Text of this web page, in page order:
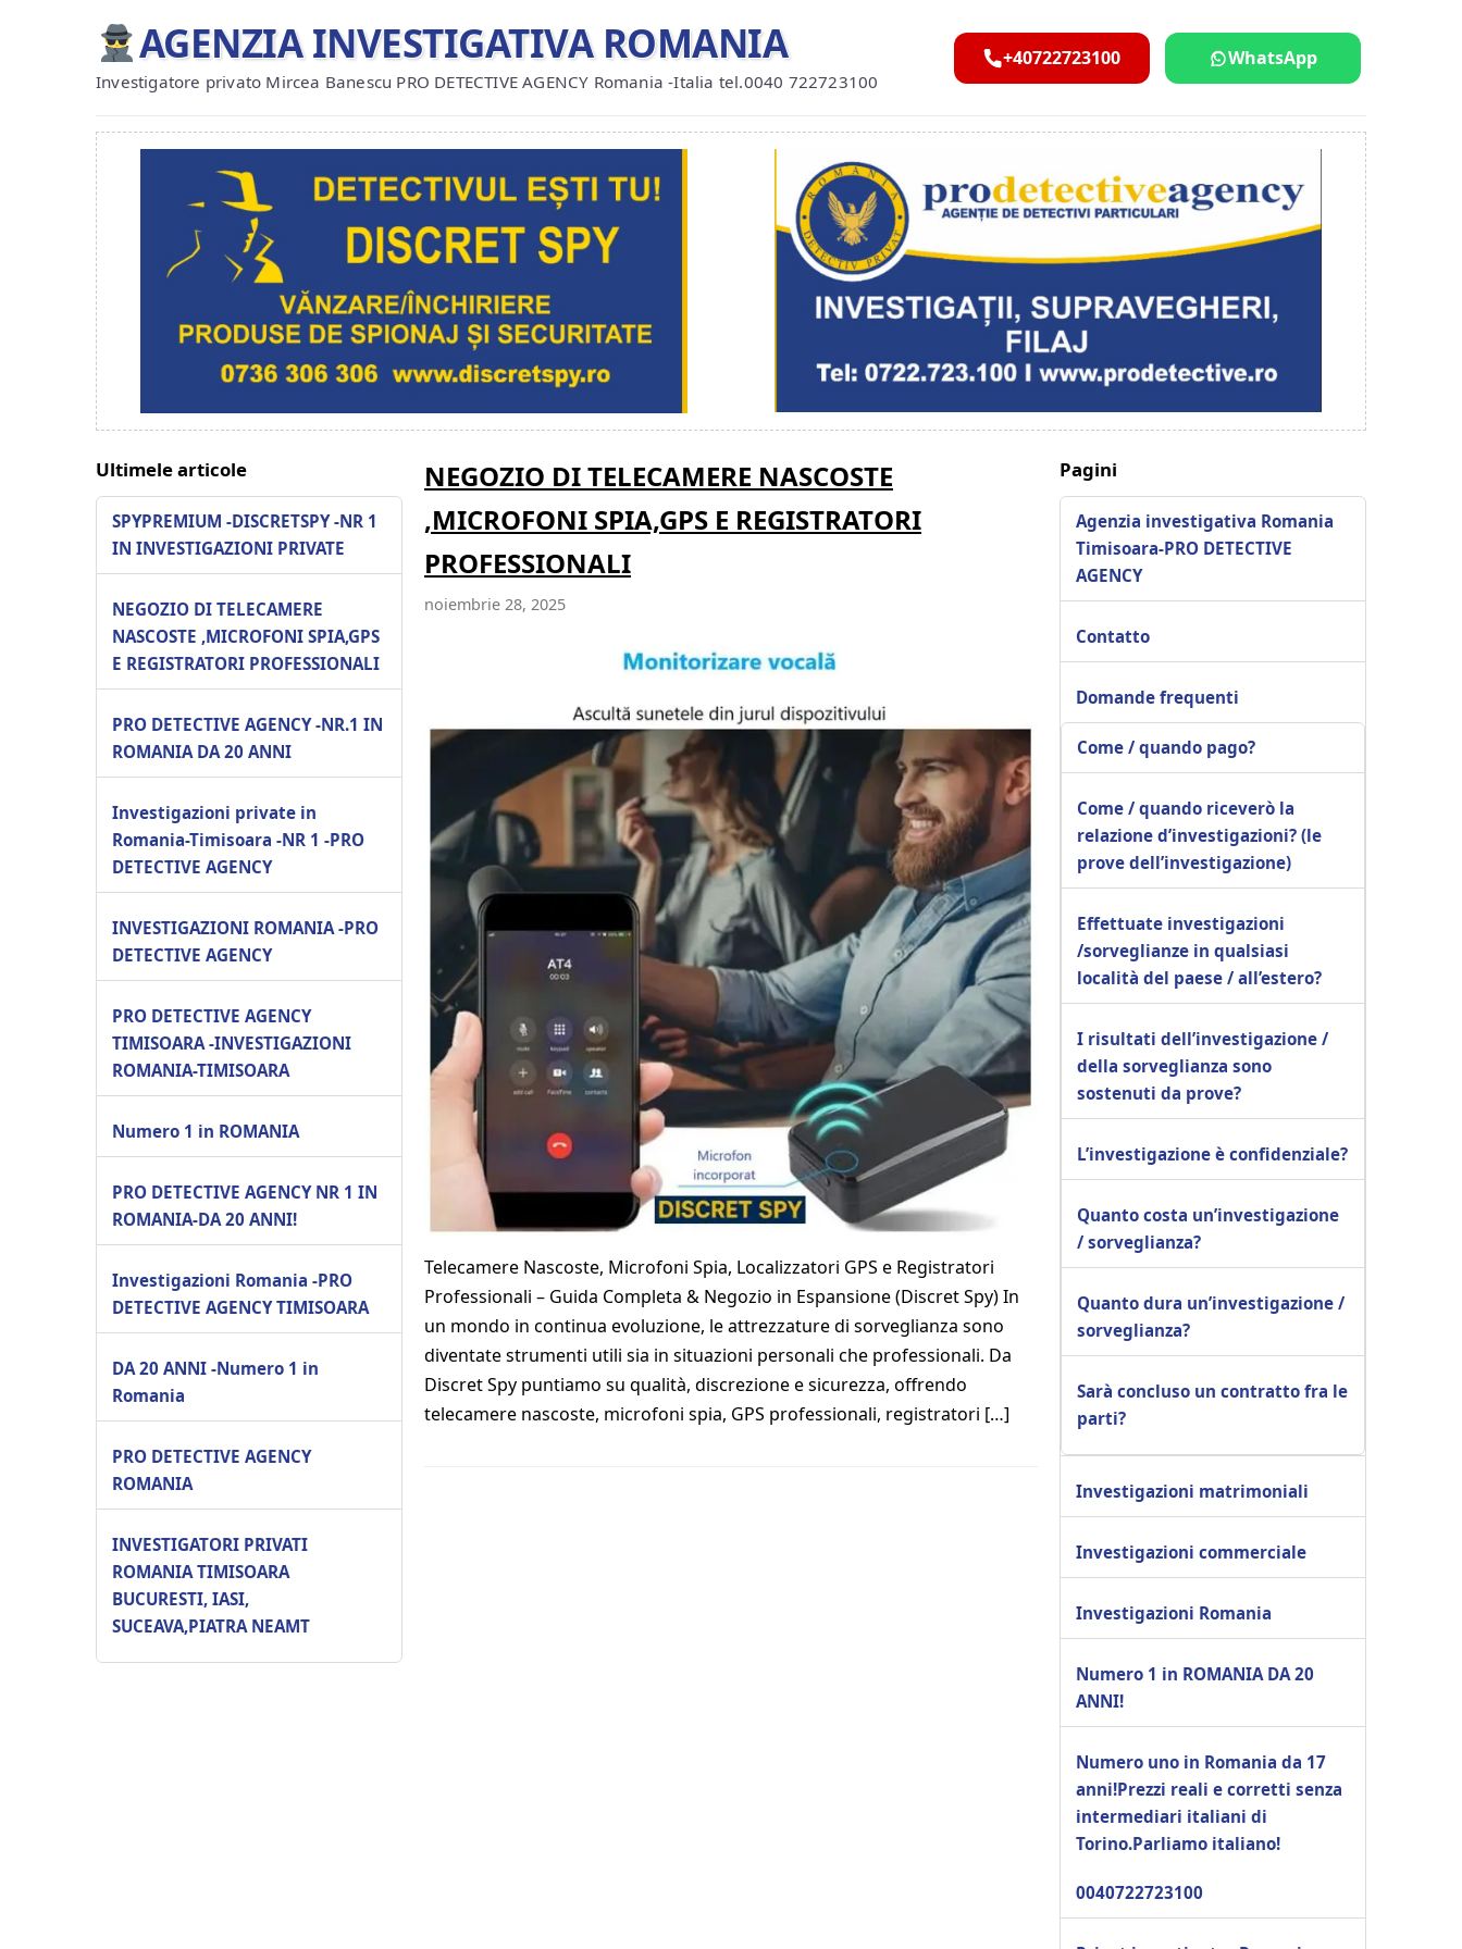
AGENZIA INVESTIGATIVA ROMANIA
Investigatore privato Mircea Banescu PRO DETECTIVE AGENCY Romania -Italia tel.0040 722723100
+40722723100 WhatsApp
Ultimele articole
SPYPREMIUM -DISCRETSPY -NR 1
IN INVESTIGAZIONI PRIVATE
NEGOZIO DI TELECAMERE
NASCOSTE ,MICROFONI SPIA,GPS
E REGISTRATORI PROFESSIONALI
PRO DETECTIVE AGENCY -NR.1 IN
ROMANIA DA 20 ANNI
Investigazioni private in
Romania-Timisoara -NR 1 -PRO
DETECTIVE AGENCY
INVESTIGAZIONI ROMANIA -PRO
DETECTIVE AGENCY
PRO DETECTIVE AGENCY
TIMISOARA -INVESTIGAZIONI
ROMANIA-TIMISOARA
Numero 1 in ROMANIA
PRO DETECTIVE AGENCY NR 1 IN
ROMANIA-DA 20 ANNI!
Investigazioni Romania -PRO
DETECTIVE AGENCY TIMISOARA
DA 20 ANNI -Numero 1 in
Romania
PRO DETECTIVE AGENCY
ROMANIA
INVESTIGATORI PRIVATI
ROMANIA TIMISOARA
BUCURESTI, IASI,
SUCEAVA,PIATRA NEAMT
NEGOZIO DI TELECAMERE NASCOSTE
,MICROFONI SPIA,GPS E REGISTRATORI
PROFESSIONALI
noiembrie 28, 2025
Telecamere Nascoste, Microfoni Spia, Localizzatori GPS e Registratori
Professionali – Guida Completa & Negozio in Espansione (Discret Spy) In
un mondo in continua evoluzione, le attrezzature di sorveglianza sono
diventate strumenti utili sia in situazioni personali che professionali. Da
Discret Spy puntiamo su qualità, discrezione e sicurezza, offrendo
telecamere nascoste, microfoni spia, GPS professionali, registratori […]
Pagini
Agenzia investigativa Romania
Timisoara-PRO DETECTIVE
AGENCY
Contatto
Domande frequenti
Come / quando pago?
Come / quando riceverò la
relazione d’investigazioni? (le
prove dell’investigazione)
Effettuate investigazioni
/sorveglianze in qualsiasi
località del paese / all’estero?
I risultati dell’investigazione /
della sorveglianza sono
sostenuti da prove?
L’investigazione è confidenziale?
Quanto costa un’investigazione
/ sorveglianza?
Quanto dura un’investigazione /
sorveglianza?
Sarà concluso un contratto fra le
parti?
Investigazioni matrimoniali
Investigazioni commerciale
Investigazioni Romania
Numero 1 in ROMANIA DA 20
ANNI!
Numero uno in Romania da 17
anni!Prezzi reali e corretti senza
intermediari italiani di
Torino.Parliamo italiano!
0040722723100